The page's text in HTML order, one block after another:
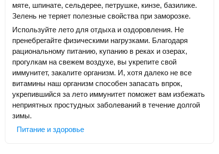
мяте, шпинате, сельдерее, петрушке, кинзе, базилике.
Зелень не теряет полезные свойства при заморозке.
Используйте лето для отдыха и оздоровления. Не
пренебрегайте физическими нагрузками. Благодаря
рациональному питанию, купанию в реках и озерах,
прогулкам на свежем воздухе, вы укрепите свой
иммунитет, закалите организм. И, хотя далеко не все
витамины наш организм способен запасать впрок,
укрепившийся за лето иммунитет поможет вам избежать
неприятных простудных заболеваний в течение долгой
зимы.
Питание и здоровье